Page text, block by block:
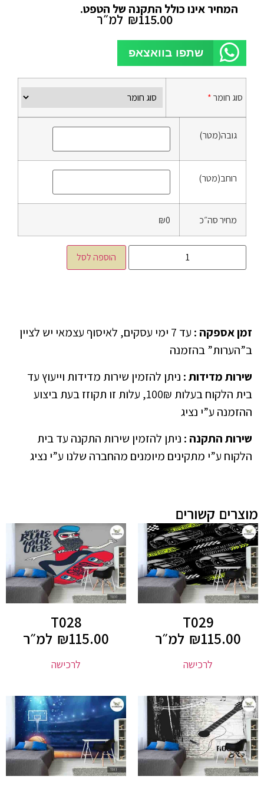
המחיר אינו כולל התקנה של הטפט.
₪115.00 למ״ר
שתפו בוואצאפ
סוג חומר*
גובה(מטר)
רוחב(מטר)
מחיר סה״כ ₪0
הוספה לסל
זמן אספקה :
עד 7 ימי עסקים, לאיסוף עצמאי יש לציין
ב”הערות” בהזמנה
שירות מדידות: ניתן להזמין שירות מדידות וייעוץ עד
בית הלקוח בעלות 100₪, עלות זו תקוזז בעת ביצוע
ההזמנה ע”י נציג
שירות התקנה : ניתן להזמין שירות התקנה עד בית
הלקוח ע”י מתקינים מיומנים מהחברה שלנו ע”י נציג
מוצרים קשורים
T029
₪115.00 למ״ר
לרכישה
T028
₪115.00 למ״ר
לרכישה